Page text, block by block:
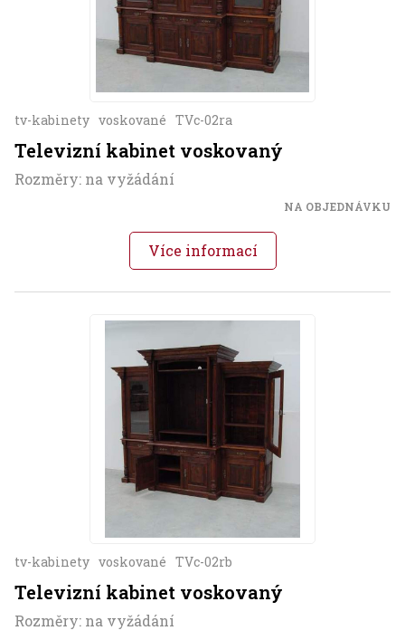
tv-kabinety voskované TVc-02ra
Televizní kabinet voskovaný
Rozměry: na vyžádání
NA OBJEDNÁVKU
Více informací
tv-kabinety voskované TVc-02rb
Televizní kabinet voskovaný
Rozměry: na vyžádání